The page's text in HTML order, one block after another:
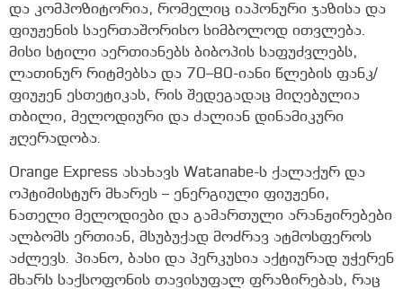
და კომპოზიტორია, რომელიც იაპონური ჯაზისა და
ფიუჟენის საერთაშორისო სიმბოლოდ ითვლება.
მისი სტილი აერთიანებს ბიბოპის საფუძვლებს,
ლათინურ რიტმებსა და 70–80-იანი წლების ფანკ/
ფიუჟენ ესთეტიკას, რის შედეგადაც მიღებულია
თბილი, მელოდიური და ძალიან დინამიკური
ჟღერადობა.
Orange Express ასახავს Watanabe-ს ქალაქურ და
ოპტიმისტურ მხარეს – ენერგიული ფიუჟენი,
ნათელი მელოდიები და გამართული არანჟირებები
ალბომს ერთიან, მსუბუქად მოძრავ ატმოსფეროს
აძლევს. პიანო, ბასი და პერკუსია აქტიურად უჭერენ
მხარს საქსოფონის თავისუფალ ფრაზირებას, რაც